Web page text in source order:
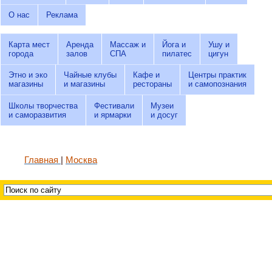
О нас Реклама
Карта мест
города
Аренда
залов
Массаж и
СПА
Йога и
пилатес
Ушу и
цигун
Этно и эко
магазины
Чайные клубы
и магазины
Кафе и
рестораны
Центры практик
и самопознания
Школы творчества
и саморазвития
Фестивали
и ярмарки
Музеи
и досуг
Главная Москва